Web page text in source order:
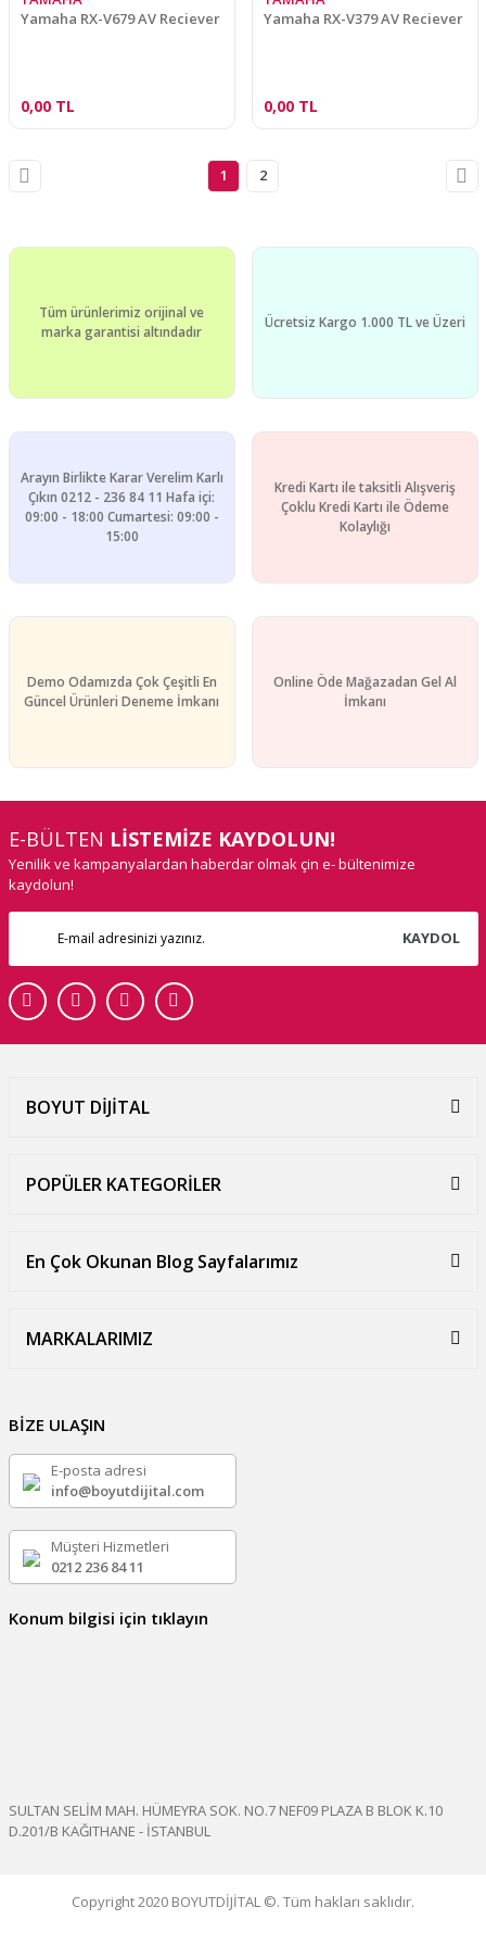
Yamaha RX-V679 AV Reciever
0,00 TL
Yamaha RX-V379 AV Reciever
0,00 TL
1 2
Tüm ürünlerimiz orijinal ve
marka garantisi altındadır
Ücretsiz Kargo 1.000 TL ve Üzeri
Arayın Birlikte Karar Verelim Karlı
Çıkın 0212 - 236 84 11 Hafa içi:
09:00 - 18:00 Cumartesi: 09:00 -
15:00
Kredi Kartı ile taksitli Alışveriş
Çoklu Kredi Kartı ile Ödeme
Kolaylığı
Demo Odamızda Çok Çeşitli En
Güncel Ürünleri Deneme İmkanı
Online Öde Mağazadan Gel Al
İmkanı
E-BÜLTEN LİSTEMİZE KAYDOLUN!
Yenilik ve kampanyalardan haberdar olmak çin e- bültenimize
kaydolun!
KAYDOL
BOYUT DİJİTAL
POPÜLER KATEGORİLER
En Çok Okunan Blog Sayfalarımız
MARKALARIMIZ
BİZE ULAŞIN
E-posta adresi
info@boyutdijital.com
Müşteri Hizmetleri
0212 236 84 11
Konum bilgisi için tıklayın
SULTAN SELİM MAH. HÜMEYRA SOK. NO.7 NEF09 PLAZA B BLOK K.10
D.201/B KAĞITHANE - İSTANBUL
Copyright 2020 BOYUTDİJİTAL ©. Tüm hakları saklıdır.